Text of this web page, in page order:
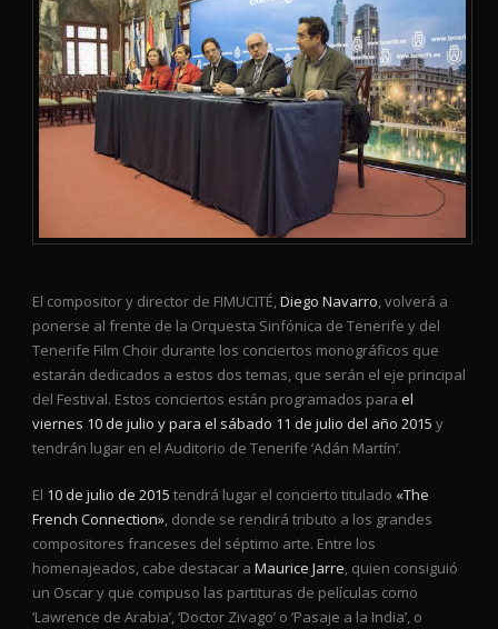
El compositor y director de FIMUCITÉ,Diego Navarro, volverá a
ponerse al frente de la Orquesta Sinfónica de Tenerife y del
Tenerife Film Choir durante los conciertos monográficos que
estarán dedicados a estos dos temas, que serán el eje principal
del Festival. Estos conciertos están programados para el
viernes 10 de julio y para el sábado 11 de julio del año 2015 y
tendrán lugar en el Auditorio de Tenerife ‘Adán Martín’.
El 10 de julio de 2015 tendrá lugar el concierto titulado «The
French Connection», donde se rendirá tributo a los grandes
compositores franceses del séptimo arte. Entre los
homenajeados, cabe destacar a Maurice Jarre, quien consiguió
un Oscar y que compuso las partituras de películas como
‘Lawrence de Arabia’, ‘Doctor Zivago’ o ‘Pasaje a la India’, o